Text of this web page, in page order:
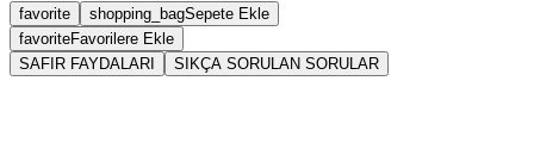
favorite shopping_bagSepete Ekle
favoriteFavorilere Ekle
SAFIR FAYDALARI
SIKÇA SORULAN SORULAR